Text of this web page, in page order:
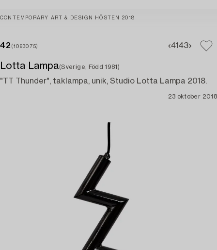
CONTEMPORARY ART & DESIGN HÖSTEN 2018
42 (1093075) 4143
Lotta Lampa(Sverige, Född 1981)
"TT Thunder", taklampa, unik, Studio Lotta Lampa 2018.
23 oktober 2018